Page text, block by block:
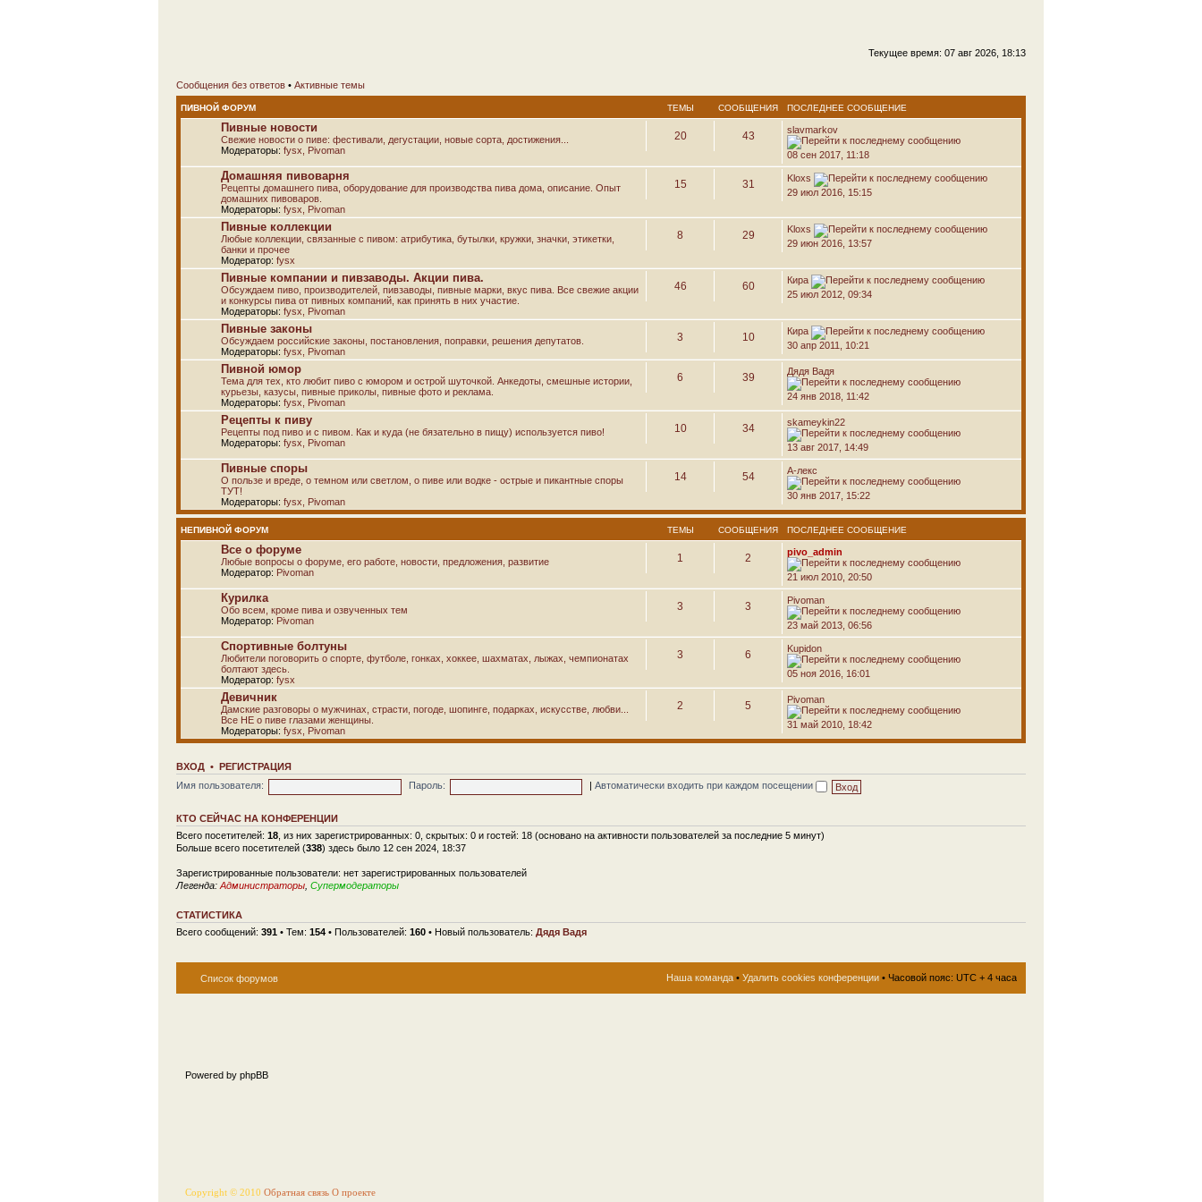
Текущее время: 07 авг 2026, 18:13
Сообщения без ответов • Активные темы
ПИВНОЙ ФОРУМ ТЕМЫ СООБЩЕНИЯ ПОСЛЕДНЕЕ СООБЩЕНИЕ
Пивные новости
Свежие новости о пиве: фестивали, дегустации, новые сорта, достижения...
Модераторы: fysx Pivoman
20 43 slavmarkov
08 сен 2017, 11:18
Домашняя пивоварня
Рецепты домашнего пива, оборудование для производства пива дома, описание. Опыт
домашних пивоваров.
Модераторы: fysx Pivoman
15 31
Kloxs
29 июл 2016, 15:15
Пивные коллекции
Любые коллекции, связанные с пивом: атрибутика, бутылки, кружки, значки, этикетки,
банки и прочее
Модератор: fysx
8 29
Kloxs
29 июн 2016, 13:57
Пивные компании и пивзаводы. Акции пива.
Обсуждаем пиво, производителей, пивзаводы, пивные марки, вкус пива. Все свежие акции
и конкурсы пива от пивных компаний, как принять в них участие.
Модераторы: fysx Pivoman
46 60
Кира
25 июл 2012, 09:34
Пивные законы
Обсуждаем российские законы, постановления, поправки, решения депутатов.
Модераторы: fysx Pivoman
3 10
Кира
30 апр 2011, 10:21
Пивной юмор
Тема для тех, кто любит пиво с юмором и острой шуточкой. Анкедоты, смешные истории,
курьезы, казусы, пивные приколы, пивные фото и реклама.
Модераторы: fysx Pivoman
6 39 Дядя Вадя
24 янв 2018, 11:42
Рецепты к пиву
Рецепты под пиво и с пивом. Как и куда (не бязательно в пищу) используется пиво!
Модераторы: fysx Pivoman
10 34 skameykin22
13 авг 2017, 14:49
Пивные споры
О пользе и вреде, о темном или светлом, о пиве или водке - острые и пикантные споры
ТУТ!
Модераторы: fysx Pivoman
14 54 А-лекс
30 янв 2017, 15:22
НЕПИВНОЙ ФОРУМ ТЕМЫ СООБЩЕНИЯ ПОСЛЕДНЕЕ СООБЩЕНИЕ
Все о форуме
Любые вопросы о форуме, его работе, новости, предложения, развитие
Модератор: Pivoman
1 2 pivo_admin
21 июл 2010, 20:50
Курилка
Обо всем, кроме пива и озвученных тем
Модератор: Pivoman
3 3 Pivoman
23 май 2013, 06:56
Спортивные болтуны
Любители поговорить о спорте, футболе, гонках, хоккее, шахматах, лыжах, чемпионатах
болтают здесь.
Модератор: fysx
3 6 Kupidon
05 ноя 2016, 16:01
Девичник
Дамские разговоры о мужчинах, страсти, погоде, шопинге, подарках, искусстве, любви...
Все НЕ о пиве глазами женщины.
Модераторы: fysx Pivoman
2 5 Pivoman
31 май 2010, 18:42
ВХОД • РЕГИСТРАЦИЯ
Имя пользователя:
Пароль: Автоматически входить при каждом посещении
КТО СЕЙЧАС НА КОНФЕРЕНЦИИ
Всего посетителей: 18 , из них зарегистрированных: 0, скрытых: 0 и гостей: 18 (основано на активности пользователей за последние 5 минут)
Больше всего посетителей (338) здесь было 12 сен 2024, 18:37
Зарегистрированные пользователи: нет зарегистрированных пользователей
Легенда: Администраторы Супермодераторы
СТАТИСТИКА
Всего сообщений: 391 • Тем: 154 • Пользователей: 160 • Новый пользователь: Дядя Вадя
Список форумов Наша команда • Удалить cookies конференции • Часовой пояс: UTC + 4 часа
Powered by phpBB
Copyright © 2010 Обратная связь О проекте